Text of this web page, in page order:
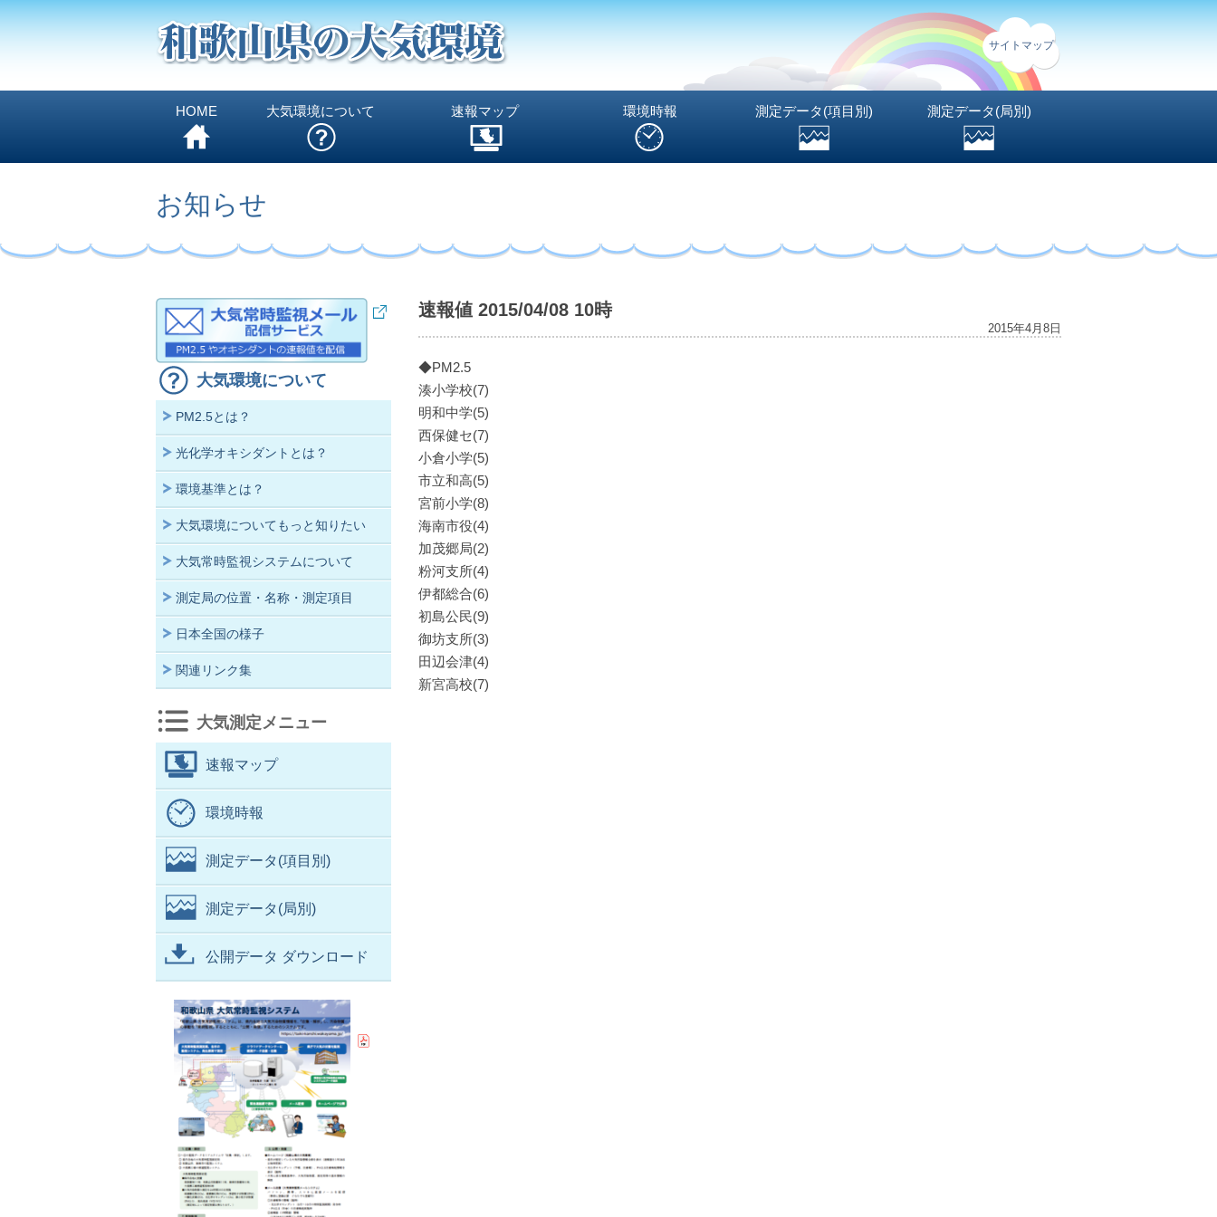
サイトマップ
HOME 大気環境について 速報マップ 環境時報 測定データ(項目別) 測定データ(局別)
お知らせ
速報値 2015/04/08 10時
2015年4月8日
◆PM2.5
湊小学校(7)
明和中学(5)
西保健セ(7)
小倉小学(5)
市立和高(5)
宮前小学(8)
海南市役(4)
加茂郷局(2)
粉河支所(4)
伊都総合(6)
初島公民(9)
御坊支所(3)
田辺会津(4)
新宮高校(7)
大気環境について
PM2.5とは？
光化学オキシダントとは？
環境基準とは？
大気環境についてもっと知りたい
大気常時監視システムについて
測定局の位置・名称・測定項目
日本全国の様子
関連リンク集
大気測定メニュー
速報マップ
環境時報
測定データ(項目別)
測定データ(局別)
公開データ ダウンロード